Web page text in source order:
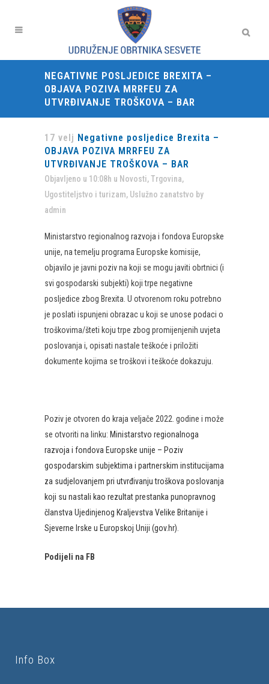
NEGATIVNE POSLJEDICE BREXITA –
OBJAVA POZIVA MRRFEU ZA
UTVRĐIVANJE TROŠKOVA – BAR
17 velj Negativne posljedice Brexita –
OBJAVA POZIVA MRRFEU ZA
UTVRĐIVANJE TROŠKOVA – BAR
Objavljeno u 10:08h u Novosti,Trgovina,
Ugostiteljstvo i turizam, Uslužno zanatstvo by
admin
Ministarstvo regionalnog razvoja i fondova Europske
unije, na temelju programa Europske komisije,
objavilo je javni poziv na koji se mogu javiti obrtnici (i
svi gospodarski subjekti) koji trpe negativne
posljedice zbog Brexita. U otvorenom roku potrebno
je poslati ispunjeni obrazac u koji se unose podaci o
troškovima/šteti koju trpe zbog promijenjenih uvjeta
poslovanja i, opisati nastale teškoće i priložiti
dokumente kojima se troškovi i teškoće dokazuju.
Poziv je otvoren do kraja veljače 2022. godine i može
se otvoriti na linku: Ministarstvo regionalnoga
razvoja i fondova Europske unije – Poziv
gospodarskim subjektima i partnerskim institucijama
za sudjelovanjem pri utvrđivanju troškova poslovanja
koji su nastali kao rezultat prestanka punopravnog
članstva Ujedinjenog Kraljevstva Velike Britanije i
Sjeverne Irske u Europskoj Uniji (gov.hr)
Podijeli na FB
Info Box